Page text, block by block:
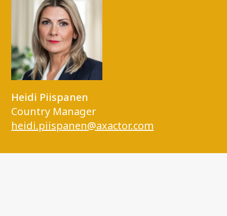
Heidi Piispanen
Country Manager
heidi.piispanen@axactor.com